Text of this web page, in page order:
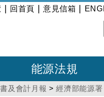
回首頁 意見信箱
能源法規
及會計月報 >經濟部能源署